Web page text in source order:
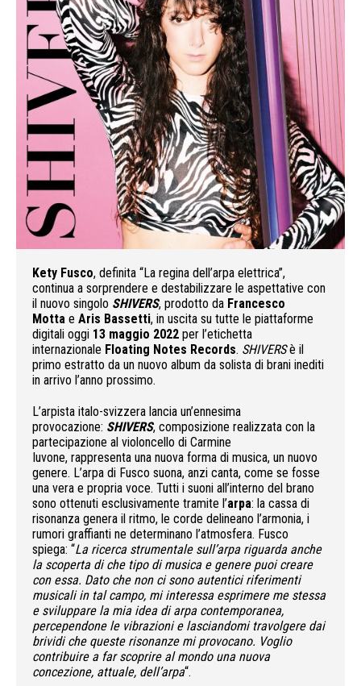
Kety Fusco, definita “La regina dell’arpa elettrica”,
continua a sorprendere e destabilizzare le aspettative con
il nuovo singolo SHIVERS, prodotto da Francesco
Motta e Aris Bassetti, in uscita su tutte le piattaforme
digitali oggi 13 maggio 2022 per l’etichetta
internazionale Floating Notes Records. SHIVERSè il
primo estratto da un nuovo album da solista di brani inediti
in arrivo l’anno prossimo.
L’arpista italo-svizzera lancia un’ennesima
provocazione: SHIVERS, composizione realizzata con la
partecipazione al violoncello di Carmine
Iuvone, rappresenta una nuova forma di musica, un nuovo
genere. L’arpa di Fusco suona, anzi canta, come se fosse
una vera e propria voce. Tutti i suoni all’interno del brano
sono ottenuti esclusivamente tramite l’arpa: la cassa di
risonanza genera il ritmo, le corde delineano l’armonia, i
rumori graffianti ne determinano l’atmosfera. Fusco
spiega: “La ricerca strumentale sull’arpa riguarda anche
la scoperta di che tipo di musica e genere puoi creare
con essa. Dato che non ci sono autentici riferimenti
musicali in tal campo, mi interessa esprimere me stessa
e sviluppare la mia idea di arpa contemporanea,
percependone le vibrazioni e lasciandomi travolgere dai
brividi che queste risonanze mi provocano. Voglio
contribuire a far scoprire al mondo una nuova
concezione, attuale, dell’arpa“.